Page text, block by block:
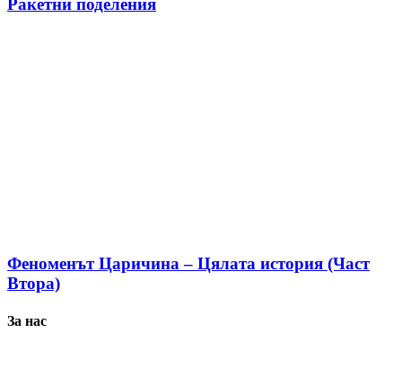
Ракетни поделения
Феноменът Царичина – Цялата история (Част
Втора)
За нас